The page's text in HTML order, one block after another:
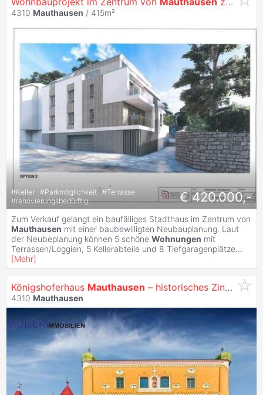
4310 Mauthausen / 415m²
#Keller #Parkmöglichkeit #Terrasse
#renovierungsbedürftig € 420.000,-
Zum Verkauf gelangt ein baufälliges Stadthaus im Zentrum von
Mauthausen mit einer baubewilligten Neubauplanung. Laut
der Neubeplanung können 5 schöne Wohnungen mit
Terrassen/Loggien, 5 Kellerabteile und 8 Tiefgaragenplätze...
[Mehr]
Königshoferhaus Mauthausen – historisches Zinshaus an der Donau
4310 Mauthausen